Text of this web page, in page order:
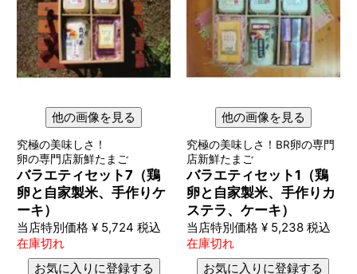
他の画像を見る
究極の美味しさ！
卵の専門店新鮮たまご
バラエティセット7（鶏
卵と自家製米、手作りケ
ーキ）
当店特別価格 ¥ 5,724 税込
在庫切れ
お気に入りに登録する
他の画像を見る
究極の美味しさ！BR卵の専門
店新鮮たまご
バラエティセット1（鶏
卵と自家製米、手作りカ
ステラ、ケーキ）
当店特別価格 ¥ 5,238 税込
在庫切れ
お気に入りに登録する